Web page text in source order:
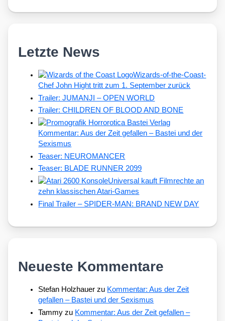
Letzte News
Wizards-of-the-Coast-
Chef John Hight tritt zum 1. September zurück
Trailer: JUMANJI – OPEN WORLD
Trailer: CHILDREN OF BLOOD AND BONE
Kommentar: Aus der Zeit gefallen – Bastei und der
Sexismus
Teaser: NEUROMANCER
Teaser: BLADE RUNNER 2099
Universal kauft Filmrechte an
zehn klassischen Atari-Games
Final Trailer – SPIDER-MAN: BRAND NEW DAY
Neueste Kommentare
Stefan Holzhauer zu Kommentar: Aus der Zeit
gefallen – Bastei und der Sexismus
Tammy zu Kommentar: Aus der Zeit gefallen –